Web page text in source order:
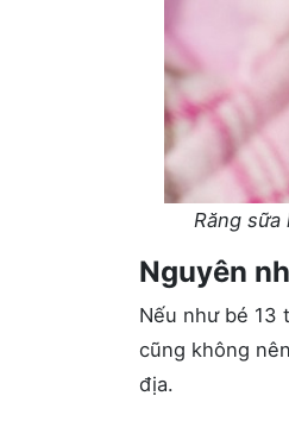
Răng
Nguyên
Nếu như bé 13
cũng không
địa.